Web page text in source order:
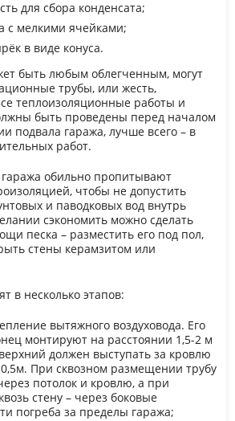
для сбора конденсата;
с мелкими ячейками;
в виде конуса.
быть любым облегченным, могут
трубы, или жесть,
теплоизоляционные работы и
быть проведены перед началом
подвала гаража, лучше всего – в
работ.
обильно пропитывают
чтобы не допустить
и паводковых вод внутрь
сэкономить можно сделать
песка – разместить его под пол,
стены керамзитом или
в несколько этапов:
вытяжного воздуховода. Его
монтируют на расстоянии 1,5-2 м
должен выступать за кровлю
При сквозном размещении трубу
потолок и кровлю, а при
стену – через боковые
погреба за пределы гаража;